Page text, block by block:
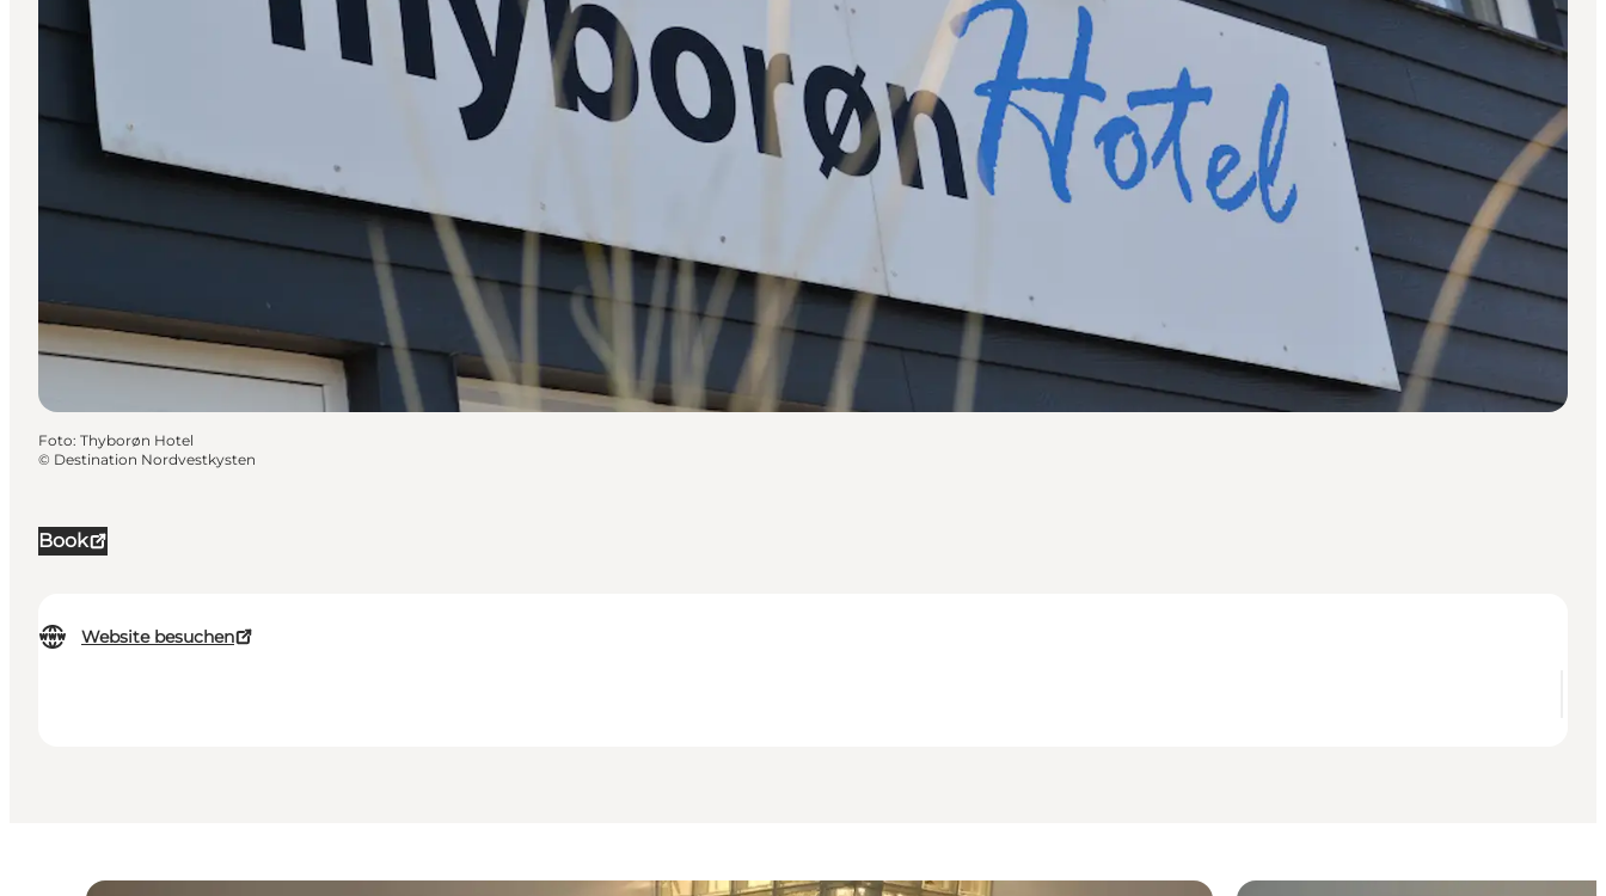
Book
Website besuchen
Foto: Thyborøn Hotel
© Destination Nordvestkysten